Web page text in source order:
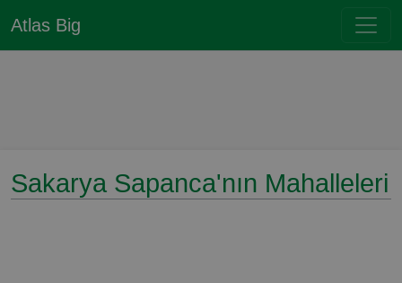
Atlas Big
Sakarya Sapanca'nın Mahalleleri